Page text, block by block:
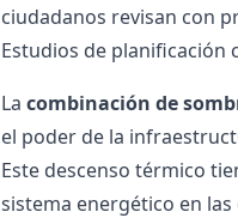
ciudadanos revisan con
Estudios de planificación
La combinación de
el poder de la
Este descenso térmico
sistema energético en las